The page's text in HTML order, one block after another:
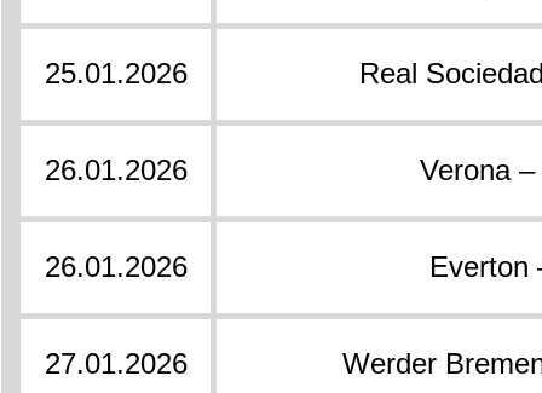
25.01.2026 Real
26.01.2026 Verona
26.01.2026 Everton
27.01.2026 Werder